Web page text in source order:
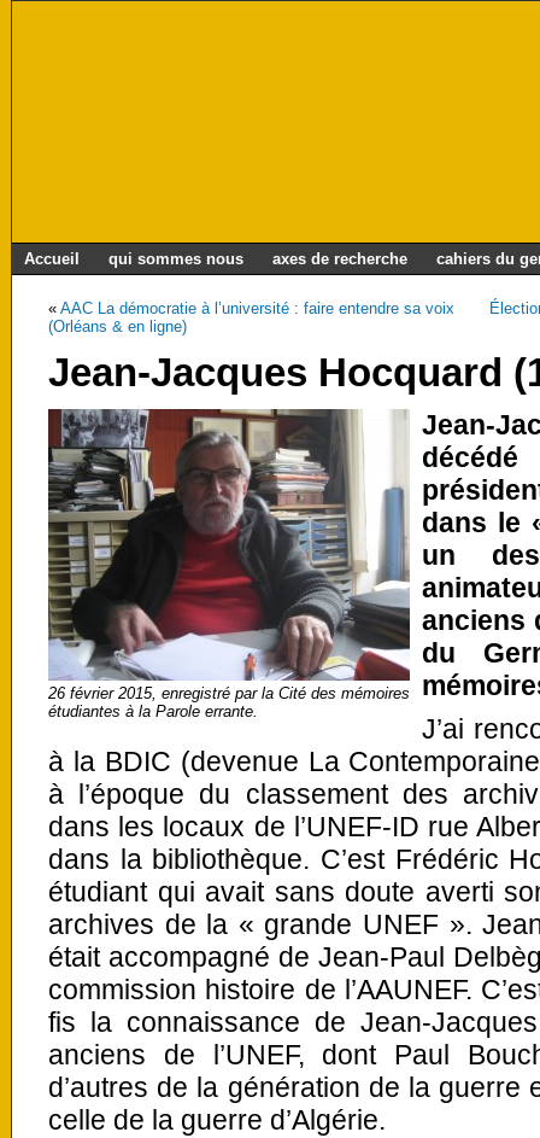
Accueil qui sommes nous axes de recherche cahiers du
« AAC La démocratie à l’université : faire entendre sa voix
(Orléans & en ligne)
Jean-Jacques Hocquard
26 février 2015, enregistré par la Cité des mémoires
étudiantes à la Parole errante.
Jean-
dans le
un
anciens
du
J’ai
à la BDIC (devenue La
à l’époque du classement des
dans les locaux de l’UNEF-ID rue
dans la bibliothèque. C’est Frédéric
étudiant qui avait sans doute averti
archives de la « grande UNEF ».
était accompagné de Jean-Paul
commission histoire de l’AAUNEF.
fis la connaissance de Jean-
anciens de l’UNEF, dont Paul
d’autres de la génération de la guerre
celle de la guerre d’Algérie.